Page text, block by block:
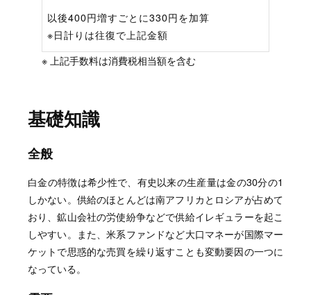
以後400円増すごとに330円を加算
※日計りは往復で上記金額
※ 上記手数料は消費税相当額を含む
基礎知識
全般
白金の特徴は希少性で、有史以来の生産量は金の30分の1
しかない。供給のほとんどは南アフリカとロシアが占めて
おり、鉱山会社の労使紛争などで供給イレギュラーを起こ
しやすい。また、米系ファンドなど大口マネーが国際マー
ケットで思惑的な売買を繰り返すことも変動要因の一つに
なっている。